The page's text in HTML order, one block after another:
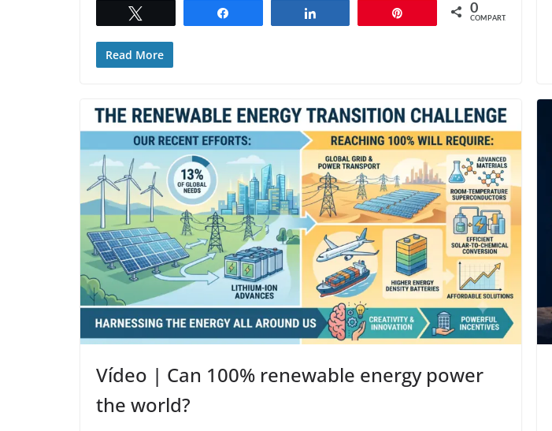
0
COMPART.
Read More
Vídeo | Can 100% renewable energy power
the world?